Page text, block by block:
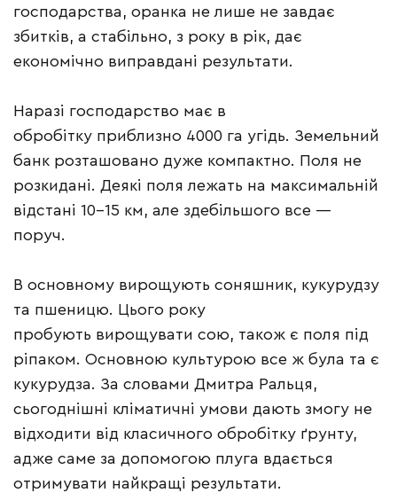
господарства, оранка не лише не завдає
збитків, а стабільно, з року в рік, дає
економічно виправдані результати.
Наразі господарство має в
обробітку приблизно 4000 га угідь. Земельний
банк розташовано дуже компактно. Поля не
розкидані. Деякі поля лежать на максимальній
відстані 10–15 км, але здебільшого все —
поруч.
В основному вирощують соняшник, кукурудзу
та пшеницю. Цього року
пробують вирощувати сою, також є поля під
ріпаком. Основною культурою все ж була та є
кукурудза. За словами Дмитра Ральця,
сьогоднішні кліматичні умови дають змогу не
відходити від класичного обробітку ґрунту,
адже саме за допомогою плуга вдається
отримувати найкращі результати.